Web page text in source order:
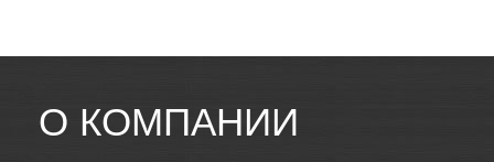
О КОМПАНИИ